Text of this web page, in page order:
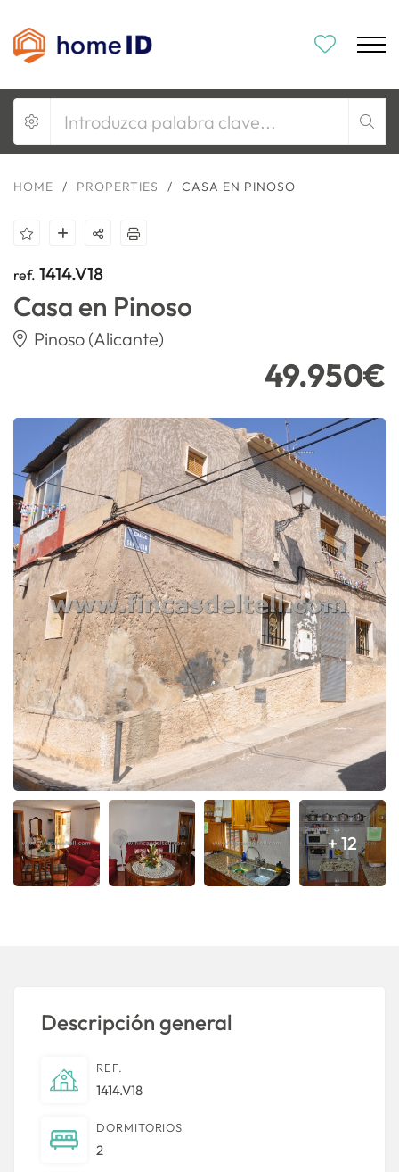
HOME / PROPERTIES / CASA EN PINOSO
ref. 1414.V18
Casa en Pinoso
Pinoso (Alicante)
49.950€
+ 12
Descripción general
REF.
1414.V18
DORMITORIOS
2